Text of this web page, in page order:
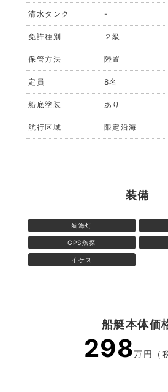
清水タンク -
免許種別 ２級
保管方法 陸置
定員 8名
船底塗装 あり
航行区域 限定沿海
装備
航海灯
GPS魚探
イケス
船艇本体価
298万円（